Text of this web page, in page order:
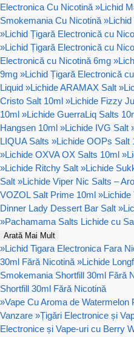
Electronica Cu Nicotină »Lichid
Smokemania Cu Nicotină »
»Lichid Țigară Electronică cu
»Lichid Țigară Electronică cu
Electronică cu Nicotină 6mg »
9mg »Lichid Țigară Electronică
Liquid »Lichide ARAMAX Salt »
Cristo Salt 10ml »Lichide Fizzy
10ml »Lichide GuerraLiq Salts
Hangsen 10ml »Lichide IVG Salt
LIQUA Salts »Lichide OOPs Salt
»Lichide OXVA OX Salts 10ml »
»Lichide Ritchy Salt »Lichide
Salt »Lichide Viper Nic Salts –
VOZOL Salt Prime 10ml »Lichide
Dinner Lady Dessert Bar Salt »
»Pachamama Salts Lichide cu
Arată Mai Mult
»Lichid Tigara Electronica Fara
30ml Fără Nicotină »Lichide
Smokemania Shortfill 30ml Fără
Shortfill 30ml Fără Nicotină
»Vape Cu Aroma de
Vanzare »Țigări Electronice și
Electronice și Vape-uri cu Berry